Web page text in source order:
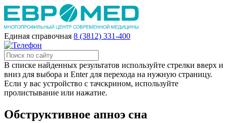
Единая справочная 8 (3812) 331-400
В списке найденных результатов используйте стрелки вверх и
вниз для выбора и Enter для перехода на нужную страницу.
Если у вас устройство с тачскрином, используйте
пролистывание или нажатие.
Обструктивное апноэ сна